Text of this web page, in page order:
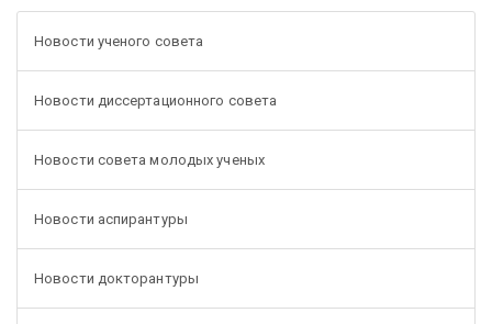
Новости ученого совета
Новости диссертационного совета
Новости совета молодых ученых
Новости аспирантуры
Новости докторантуры